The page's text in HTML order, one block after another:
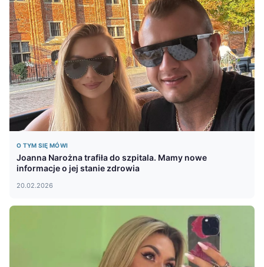
O TYM SIĘ MÓWI
Joanna Narożna trafiła do szpitala. Mamy nowe
informacje o jej stanie zdrowia
20.02.2026